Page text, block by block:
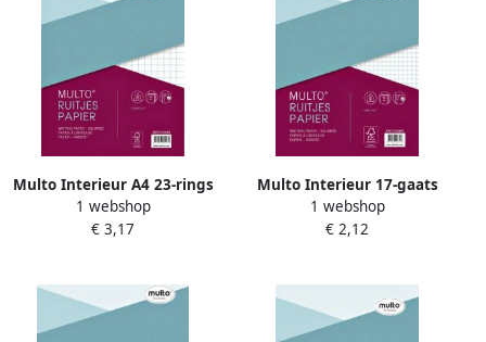
Multo Interieur A4 23-rings
ruit 10mm 50 vel
1 webshop
€ 3,17
Multo Interieur 17-gaats
ruit 5mm 80gr 50 vel
1 webshop
€ 2,12